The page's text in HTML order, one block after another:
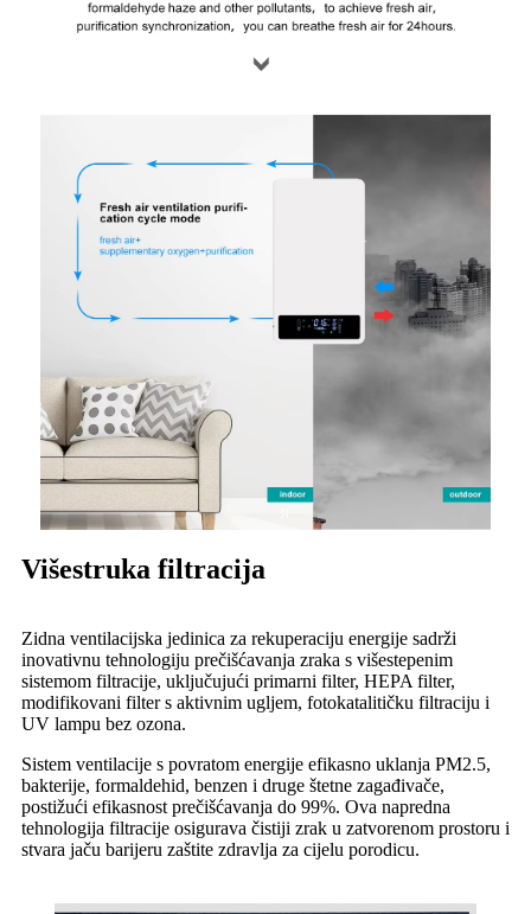
Višestruka filtracija
Zidna ventilacijska jedinica za rekuperaciju energije sadrži
inovativnu tehnologiju prečišćavanja zraka s višestepenim
sistemom filtracije, uključujući primarni filter, HEPA filter,
modifikovani filter s aktivnim ugljem, fotokatalitičku filtraciju i
UV lampu bez ozona.
Sistem ventilacije s povratom energije efikasno uklanja PM2.5,
bakterije, formaldehid, benzen i druge štetne zagađivače,
postižući efikasnost prečišćavanja do 99%. Ova napredna
tehnologija filtracije osigurava čistiji zrak u zatvorenom prostoru i
stvara jaču barijeru zaštite zdravlja za cijelu porodicu.